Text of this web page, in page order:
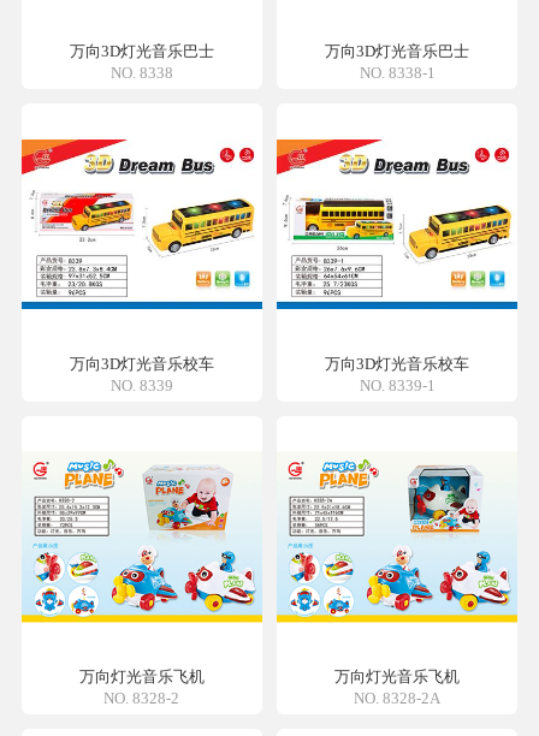
万向3D灯光音乐巴士
NO. 8338
万向3D灯光音乐巴士
NO. 8338-1
万向3D灯光音乐校车
NO. 8339
万向3D灯光音乐校车
NO. 8339-1
万向灯光音乐飞机
NO. 8328-2
万向灯光音乐飞机
NO. 8328-2A